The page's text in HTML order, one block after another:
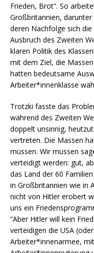
Frieden, Brot“. So
Großbritannien,
deren Nachfolge sich
Ausbruch des Zweiten
klaren Politik des
mit dem Ziel, die
hatten bedeutsame
Arbeiter*innenklasse
Trotzki fasste das
während des Zweiten
doppelt unsinnig,
vertreten. Die Massen
müssen. Wir müssen
verteidigt werden: gut,
das Land der 60
in Großbritannien wie in
nicht von Hitler erobert
uns ein
“Aber Hitler will kein
verteidigen die USA
Arbeiter*innenarmee,